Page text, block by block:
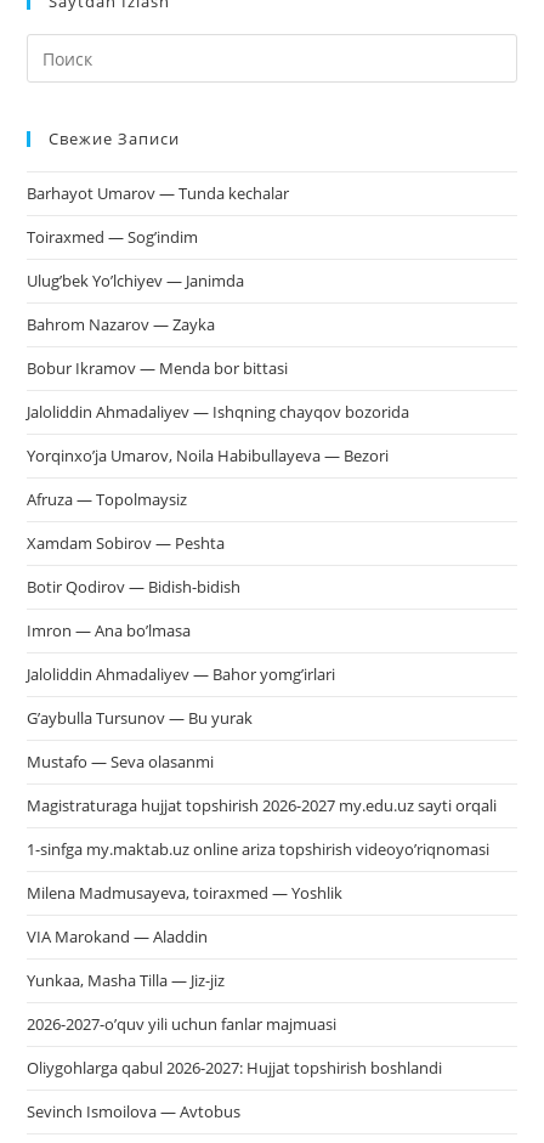
Свежие Записи
Barhayot Umarov — Tunda kechalar
Toiraxmed — Sog’indim
Ulug’bek Yo’lchiyev — Janimda
Bahrom Nazarov — Zayka
Bobur Ikramov — Menda bor bittasi
Jaloliddin Ahmadaliyev — Ishqning chayqov bozorida
Yorqinxo’ja Umarov, Noila Habibullayeva — Bezori
Afruza — Topolmaysiz
Xamdam Sobirov — Peshta
Botir Qodirov — Bidish-bidish
Imron — Ana bo’lmasa
Jaloliddin Ahmadaliyev — Bahor yomg’irlari
G’aybulla Tursunov — Bu yurak
Mustafo — Seva olasanmi
Magistraturaga hujjat topshirish 2026-2027 my.edu.uz sayti orqali
1-sinfga my.maktab.uz online ariza topshirish videoyo’riqnomasi
Milena Madmusayeva, toiraxmed — Yoshlik
VIA Marokand — Aladdin
Yunkaa, Masha Tilla — Jiz-jiz
2026-2027-o’quv yili uchun fanlar majmuasi
Oliygohlarga qabul 2026-2027: Hujjat topshirish boshlandi
Sevinch Ismoilova — Avtobus